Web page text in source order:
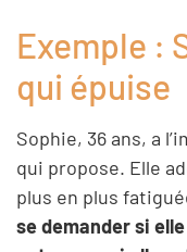
Exemple :
qui épuise
Sophie, 36 ans, a
qui propose. Elle
plus en plus
se demander si